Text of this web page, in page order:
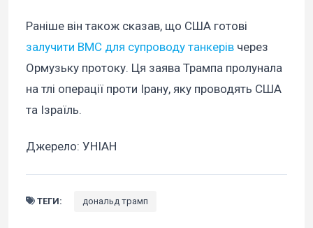
Раніше він також сказав, що США готові
залучити ВМС для супроводу танкерів через
Ормузьку протоку. Ця заява Трампа пролунала
на тлі операції проти Ірану, яку проводять США
та Ізраїль.
Джерело: УНІАН
ТЕГИ: дональд трамп